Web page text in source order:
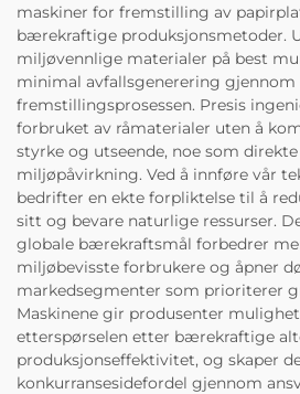
maskiner for fremstilling av
bærekraftige produksjonsmetoder.
miljøvennlige materialer på best
minimal avfallsgenerering gjennom
fremstillingsprosessen. Presis
forbruket av råmaterialer uten å
styrke og utseende, noe som
miljøpåvirkning. Ved å innføre vår
bedrifter en ekte forpliktelse til å
sitt og bevare naturlige ressurser.
globale bærekraftsmål forbedrer
miljøbevisste forbrukere og åpner
markedsegmenter som prioriterer
Maskinene gir produsenter
etterspørselen etter bærekraftige
produksjonseffektivitet, og skaper
konkurransesidefordel gjennom